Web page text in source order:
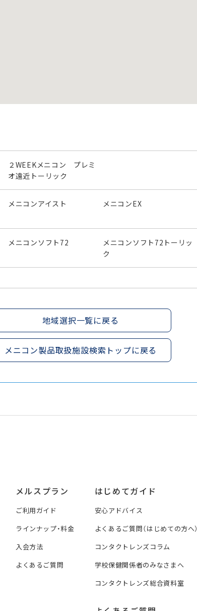
２WEEKメニコン プレミ
オ遠近トーリック
メニコンアイスト メニコンEX
メニコンソフト72
メニコンソフト72トーリッ
ク
地域選択一覧に戻る
メニコン製品取扱施設検索トップに戻る
メルスプラン
ご利用ガイド
ラインナップ・料金
入会方法
よくあるご質問
はじめてガイド
安心アドバイス
よくあるご質問（はじめての方へ）
コンタクトレンズコラム
学校保健関係者のみなさまへ
コンタクトレンズ総合資料室